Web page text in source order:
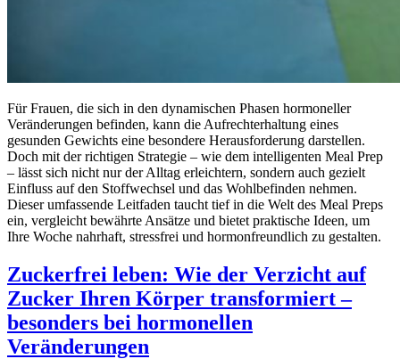
Für Frauen, die sich in den dynamischen Phasen hormoneller
Veränderungen befinden, kann die Aufrechterhaltung eines
gesunden Gewichts eine besondere Herausforderung darstellen.
Doch mit der richtigen Strategie – wie dem intelligenten Meal Prep
– lässt sich nicht nur der Alltag erleichtern, sondern auch gezielt
Einfluss auf den Stoffwechsel und das Wohlbefinden nehmen.
Dieser umfassende Leitfaden taucht tief in die Welt des Meal Preps
ein, vergleicht bewährte Ansätze und bietet praktische Ideen, um
Ihre Woche nahrhaft, stressfrei und hormonfreundlich zu gestalten.
Zuckerfrei leben: Wie der Verzicht auf
Zucker Ihren Körper transformiert –
besonders bei hormonellen
Veränderungen